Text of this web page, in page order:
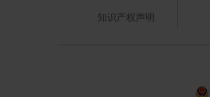
知识产权声明